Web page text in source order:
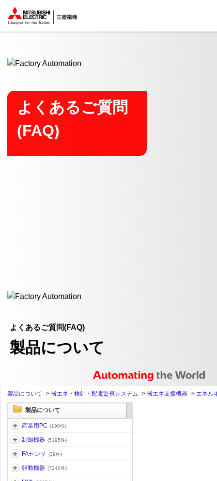
ここから本文
よくあるご質問
(FAQ)
よくあるご質問(FAQ)
製品について
製品について > 省エネ・検針・配電監視システム > 省エネ支援機器 > エネル
製品について
産業用PC (190件)
制御機器 (5195件)
FAセンサ (39件)
駆動機器 (7240件)